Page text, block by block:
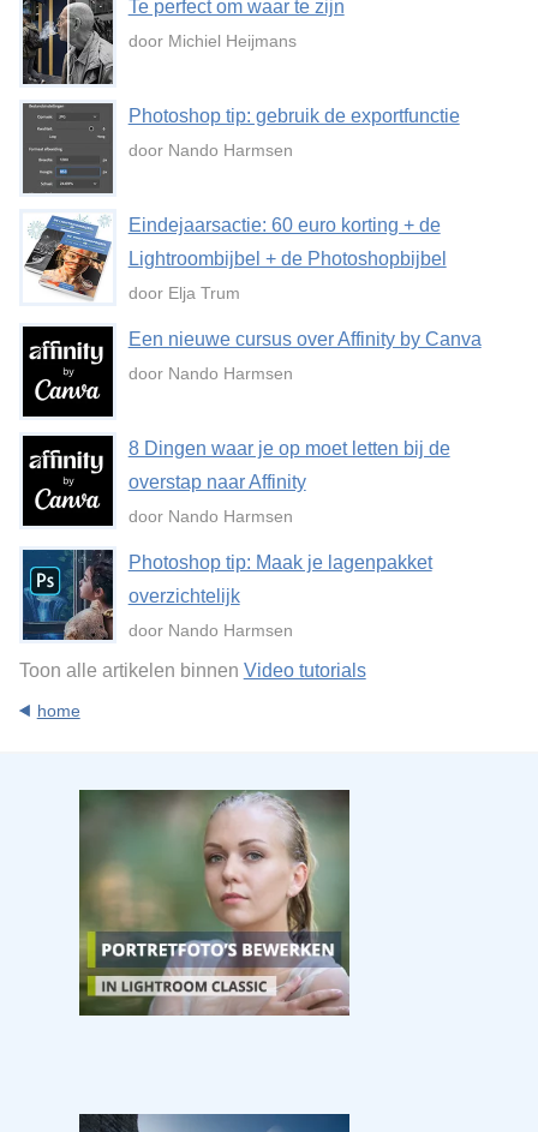
Te perfect om waar te zijn
door Michiel Heijmans
Photoshop tip: gebruik de exportfunctie
door Nando Harmsen
Eindejaarsactie: 60 euro korting + de
Lightroombijbel + de Photoshopbijbel
door Elja Trum
Een nieuwe cursus over Affinity by Canva
door Nando Harmsen
8 Dingen waar je op moet letten bij de
overstap naar Affinity
door Nando Harmsen
Photoshop tip: Maak je lagenpakket
overzichtelijk
door Nando Harmsen
Toon alle artikelen binnen Video tutorials
home